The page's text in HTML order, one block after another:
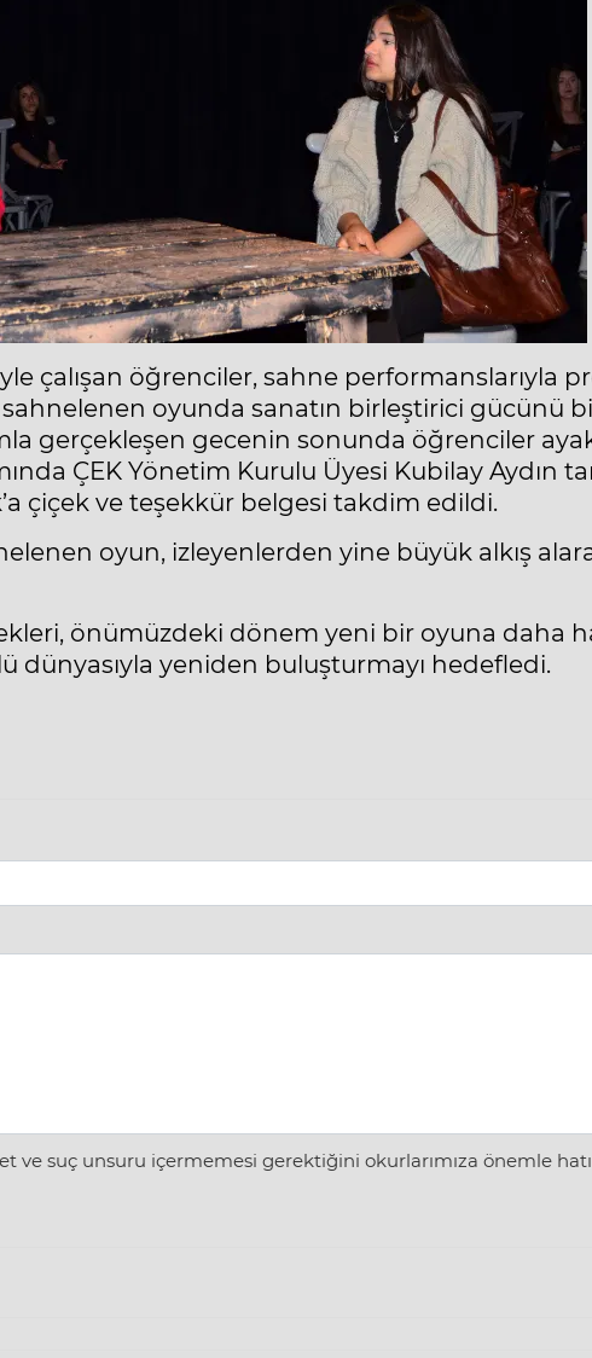
çalışan öğrenciler, sahne performanslarıyla
oyunda sanatın birleştirici gücünü
gerçekleşen gecenin sonunda öğrenciler
ÇEK Yönetim Kurulu Üyesi Kubilay Aydın
çiçek ve teşekkür belgesi takdim edildi.
oyun, izleyenlerden yine büyük alkış
önümüzdeki dönem yeni bir oyuna daha
dünyasıyla yeniden buluşturmayı hedefledi.
ve suç unsuru içermemesi gerektiğini okurlarımıza önemle